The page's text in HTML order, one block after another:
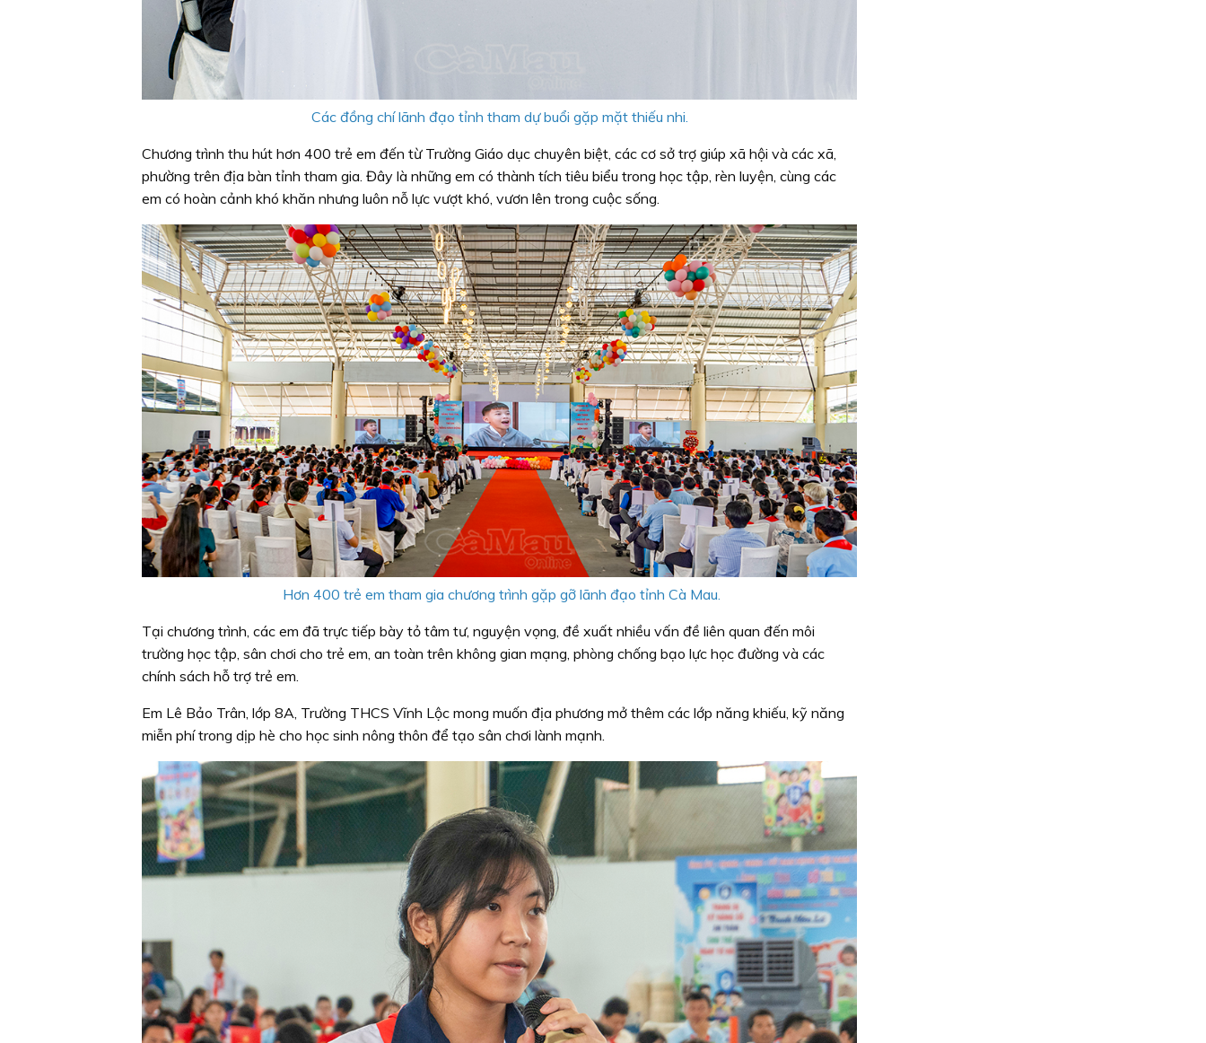
Các đồng chí lãnh đạo tỉnh tham dự buổi gặp mặt thiếu nhi.
Chương trình thu hút hơn 400 trẻ em đến từ Trường Giáo dục chuyên biệt, các cơ sở trợ giúp xã hội và các xã,
phường trên địa bàn tỉnh tham gia. Đây là những em có thành tích tiêu biểu trong học tập, rèn luyện, cùng các
em có hoàn cảnh khó khăn nhưng luôn nỗ lực vượt khó, vươn lên trong cuộc sống.
Hơn 400 trẻ em tham gia chương trình gặp gỡ lãnh đạo tỉnh Cà Mau.
Tại chương trình, các em đã trực tiếp bày tỏ tâm tư, nguyện vọng, đề xuất nhiều vấn đề liên quan đến môi
trường học tập, sân chơi cho trẻ em, an toàn trên không gian mạng, phòng chống bạo lực học đường và các
chính sách hỗ trợ trẻ em.
Em Lê Bảo Trân, lớp 8A, Trường THCS Vĩnh Lộc mong muốn địa phương mở thêm các lớp năng khiếu, kỹ năng
miễn phí trong dịp hè cho học sinh nông thôn để tạo sân chơi lành mạnh.